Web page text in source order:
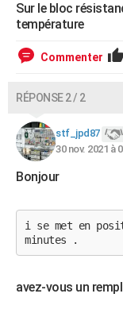
S'inscrire
Se connecter
Lycées
Collèges
Primaires
Universités
Entreprises
Service militaire
Avis de recherche
AVIS DE DÉCÈS
FORUM
Sur le bloc
température
Commenter
RÉPONSE 2 / 2
stf_jpd87
30 nov. 2021 à
Bonjour
i se met en
minutes .
avez-vous un